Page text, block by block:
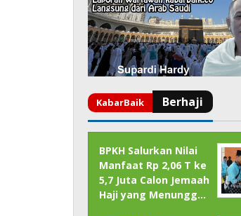
BPKH Salurkan Nilai
Manfaat Rp 2,06 T ke
5,7 Juta Calon Jemaah
Haji yang Menungg…